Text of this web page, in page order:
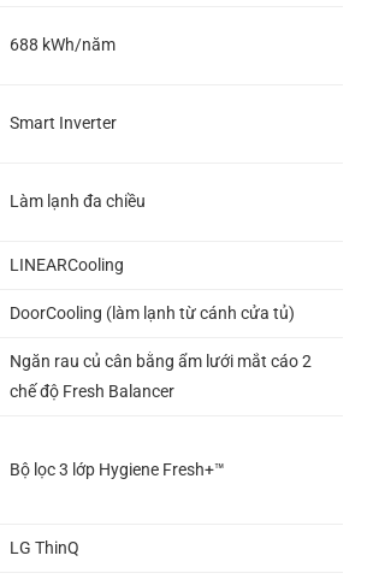
688 kWh/năm
Smart Inverter
Làm lạnh đa chiều
LINEARCooling
DoorCooling (làm lạnh từ cánh cửa tủ)
Ngăn rau củ cân bằng ẩm lưới mắt cáo 2
chế độ Fresh Balancer
Bộ lọc 3 lớp Hygiene Fresh+™
LG ThinQ